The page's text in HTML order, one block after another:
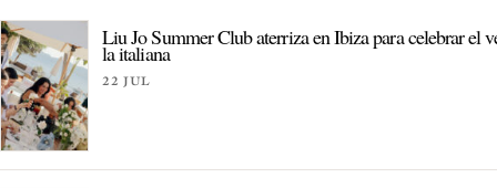
Liu Jo Summer Club aterriza en Ibiza para celebrar el
la italiana
22 JUL